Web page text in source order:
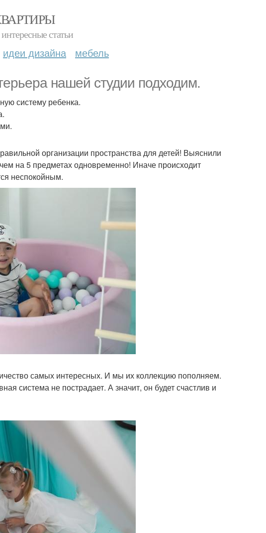
статьи
идеи дизайна мебель
нашей студии подходим.
систему ребенка.
организации пространства для детей! Выяснили
на 5 предметах одновременно! Иначе происходит
неспокойным.
самых интересных. И мы их коллекцию пополняем.
система не пострадает. А значит, он будет счастлив и